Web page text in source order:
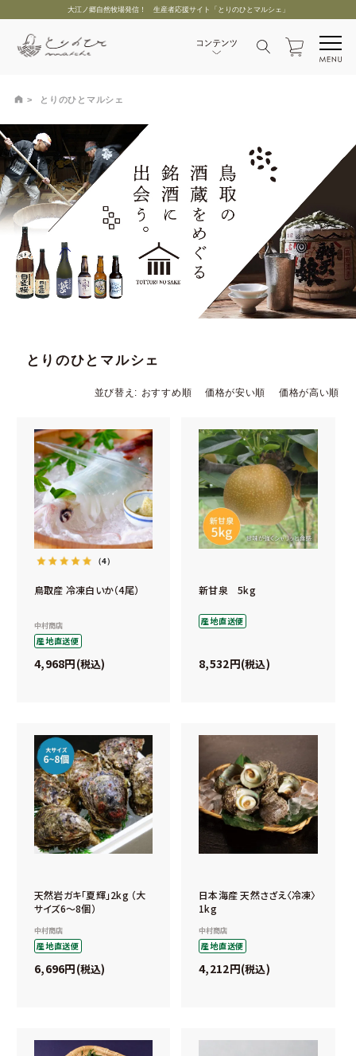
大江ノ郷自然牧場発信！ 生産者応援サイト「とりのひとマルシェ」
とりのひとマルシェ
とりのひとマルシェ
並び替え おすすめ順 価格が安い順 価格が高い順
（4）
鳥取産 冷凍白いか（4尾）
中村商店
産地直送便
4,968 税込
新甘泉 5kg
産地直送便
8,532 税込
天然岩ガキ「夏輝」2kg （大
サイズ6～8個）
中村商店
産地直送便
6,696 税込
日本海産 天然さざえ〈冷凍〉
1kg
中村商店
産地直送便
4,212 税込